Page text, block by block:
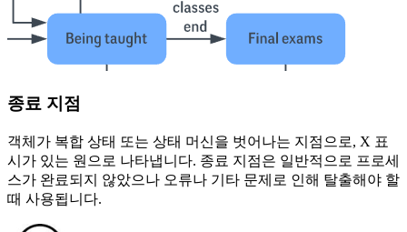
종료 지점
객체가 복합 상태 또는 상태 머신을 벗어나는 지점으로, X 표
시가 있는 원으로 나타냅니다. 종료 지점은 일반적으로 프로세
스가 완료되지 않았으나 오류나 기타 문제로 인해 탈출해야 할
때 사용됩니다.